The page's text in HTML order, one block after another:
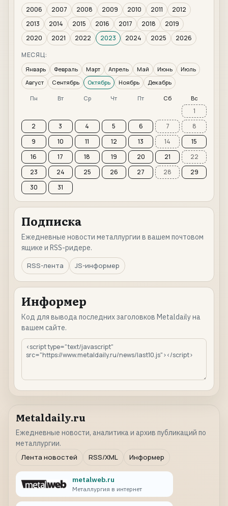
2006
2007 2008 2009 2010 2011
2012
2013
2014 2015 2016 2017 2018
2019
2020
2021 2022 2023 2024 2025
2026
МЕСЯЦ:
Январь Февраль Март Апрель Май Июнь
Июль
Август
Сентябрь Октябрь Ноябрь Декабрь
Пн Вт Ср Чт Пт Сб Вс
1
2
3 4 5 6 7
8
9
10 11 12 13 14
15
16
17 18 19 20 21
22
23
24 25 26 27 28
29
30
31
Подписка
Ежедневные новости металлургии в вашем почтовом
ящике и RSS-ридере.
RSS-лента
JS-информер
Информер
Код для вывода последних заголовков Metaldaily на
вашем сайте.
Metaldaily.ru
Ежедневные новости, аналитика и архив публикаций по
металлургии.
Лента новостей
RSS/XML Информер
metalweb.ru
Металлургия в интернет